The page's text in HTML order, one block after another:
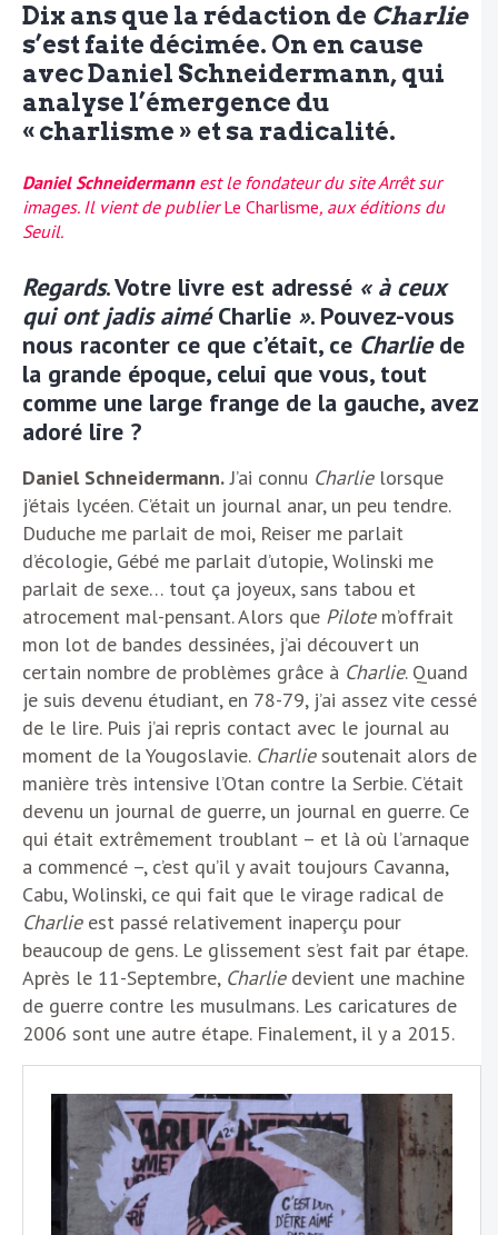
Dix ans que la rédaction de Charlie
s’est faite décimée. On en cause
avec Daniel Schneidermann, qui
analyse l’émergence du
« charlisme » et sa radicalité.
Daniel Schneidermannest le fondateur du site Arrêt sur
images. Il vient de publierLe Charlisme, aux éditions du
Seuil.
Regards. Votre livre est adressé « à ceux
qui ont jadis aiméCharlie ». Pouvez-vous
nous raconter ce que c’était, ce Charliede
la grande époque, celui que vous, tout
comme une large frange de la gauche, avez
adoré lire ?
Daniel Schneidermann.J’ai connu Charlielorsque
j’étais lycéen. C’était un journal anar, un peu tendre.
Duduche me parlait de moi, Reiser me parlait
d’écologie, Gébé me parlait d’utopie, Wolinski me
parlait de sexe… tout ça joyeux, sans tabou et
atrocement mal-pensant. Alors que Pilotem’offrait
mon lot de bandes dessinées, j’ai découvert un
certain nombre de problèmes grâce à Charlie. Quand
je suis devenu étudiant, en 78-79, j’ai assez vite cessé
de le lire. Puis j’ai repris contact avec le journal au
moment de la Yougoslavie. Charliesoutenait alors de
manière très intensive l’Otan contre la Serbie. C’était
devenu un journal de guerre, un journal en guerre. Ce
qui était extrêmement troublant – et là où l’arnaque
a commencé –, c’est qu’il y avait toujours Cavanna,
Cabu, Wolinski, ce qui fait que le virage radical de
Charlieest passé relativement inaperçu pour
beaucoup de gens. Le glissement s’est fait par étape.
Après le 11-Septembre, Charliedevient une machine
de guerre contre les musulmans. Les caricatures de
2006 sont une autre étape. Finalement, il y a 2015.